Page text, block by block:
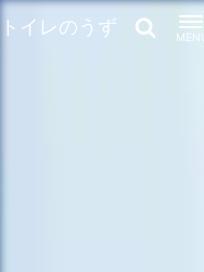
トイレのうず MENU